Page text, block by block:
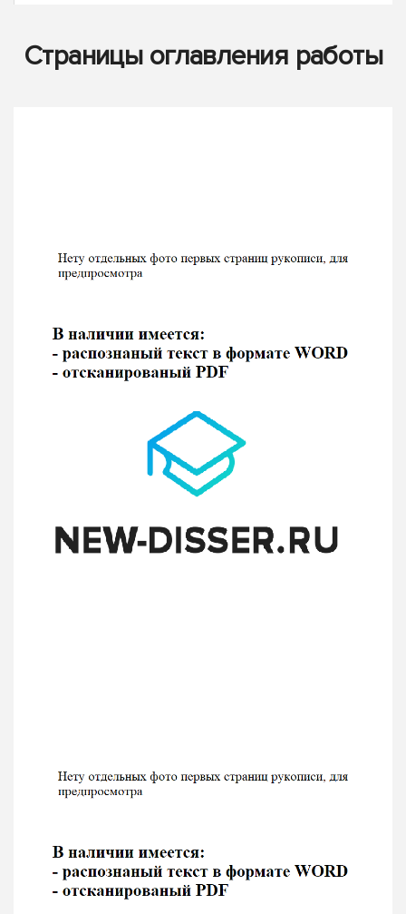
Страницы оглавления работы